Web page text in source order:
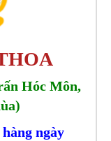
Hóc Môn,
ngày